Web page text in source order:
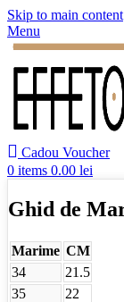
Skip to main content
Menu
Cadou Voucher
0 items 0.00 lei
Ghid de
Marime CM
34
21.5
35
22